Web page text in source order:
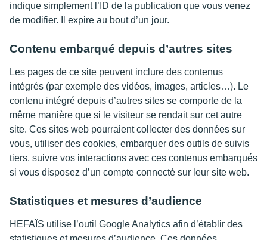
indique simplement l’ID de la publication que vous venez
de modifier. Il expire au bout d’un jour.
Contenu embarqué depuis d’autres sites
Les pages de ce site peuvent inclure des contenus
intégrés (par exemple des vidéos, images, articles…). Le
contenu intégré depuis d’autres sites se comporte de la
même manière que si le visiteur se rendait sur cet autre
site. Ces sites web pourraient collecter des données sur
vous, utiliser des cookies, embarquer des outils de suivis
tiers, suivre vos interactions avec ces contenus embarqués
si vous disposez d’un compte connecté sur leur site web.
Statistiques et mesures d’audience
HEFAÏS utilise l’outil Google Analytics afin d’établir des